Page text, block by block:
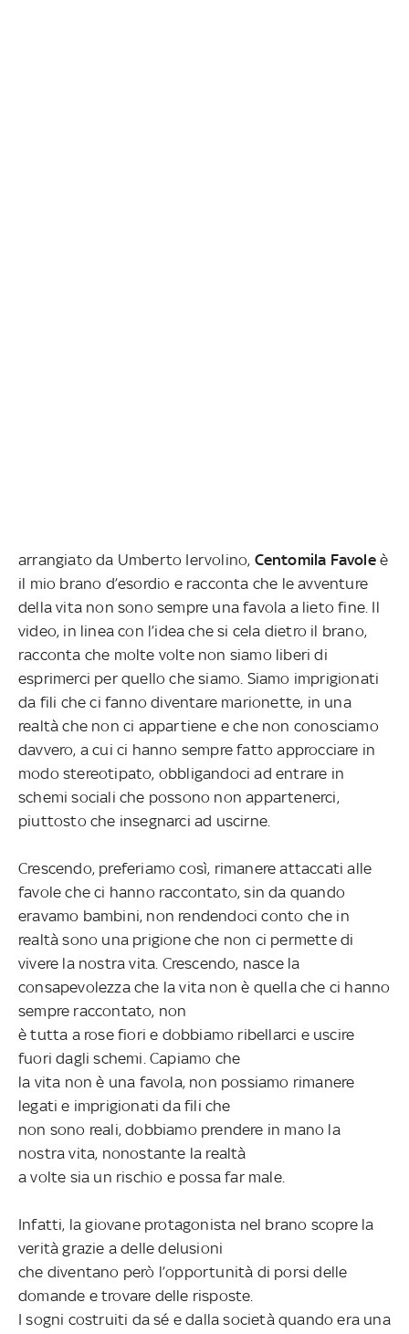
arrangiato da Umberto Iervolino, Centomila Favoleè
il mio brano d’esordio e racconta che le avventure
della vita non sono sempre una favola a lieto fine. Il
video, in linea con l’idea che si cela dietro il brano,
racconta che molte volte non siamo liberi di
esprimerci per quello che siamo. Siamo imprigionati
da fili che ci fanno diventare marionette, in una
realtà che non ci appartiene e che non conosciamo
davvero, a cui ci hanno sempre fatto approcciare in
modo stereotipato, obbligandoci ad entrare in
schemi sociali che possono nonappartenerci,
piuttosto che insegnarci ad uscirne.
Crescendo, preferiamo così, rimanere attaccati alle
favole che ci hanno raccontato, sin da quando
eravamo bambini, non rendendoci conto che in
realtà sono una prigione che non ci permette di
vivere la nostra vita. Crescendo, nasce la
consapevolezza che la vita non è quella che ci hanno
sempre raccontato, non
è tutta a rose fiori e dobbiamo ribellarci e uscire
fuori dagli schemi. Capiamo che
la vita non è una favola, non possiamo rimanere
legati e imprigionati da fili che
non sono reali, dobbiamo prendere in mano la
nostra vita, nonostante la realtà
a volte sia un rischio e possa far male.
Infatti, la giovane protagonista nel brano scopre la
verità grazie a delle delusioni
che diventano però l’opportunità di porsi delle
domande e trovare delle risposte.
I sogni costruiti da sé e dalla società quando era una